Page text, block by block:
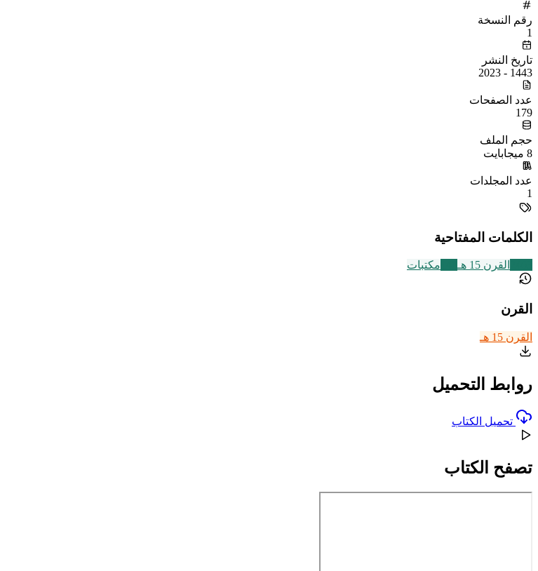
رقم النسخة
1
تاريخ النشر
1443 - 2023
عدد الصفحات
179
حجم الملف
8 ميجابايت
عدد المجلدات
1
الكلمات المفتاحية
القرن 15 هـ مكتبات
القرن
القرن 15 هـ
روابط التحميل
تحميل الكتاب
تصفح الكتاب